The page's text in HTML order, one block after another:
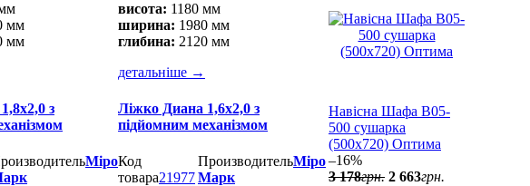
мм
мм
висота: 1180 мм
ширина: 1980 мм
глибина: 2120 мм
детальніше →
з
Міро
Ліжко Диана 1,6х2,0 з
підйомним механізмом
Код
товара21977
ПроизводительМіро
Марк
Навісна Шафа В05-
500 сушарка
(500x720) Оптима
–16%
3 178грн. 2 663грн.